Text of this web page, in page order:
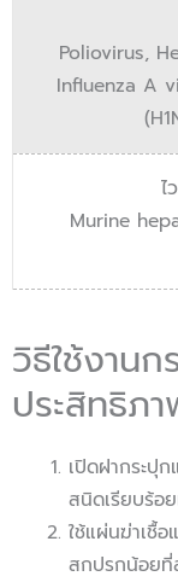
Poliovirus,
Influenza A
ไ
Murine
วิธีใช้งานก
ประสิทธิภ
เปิดฝากระปุ
สนิดเรียบร้อย
ใช้แผ่นฆ่าเชื้
สกปรกน้อยที่